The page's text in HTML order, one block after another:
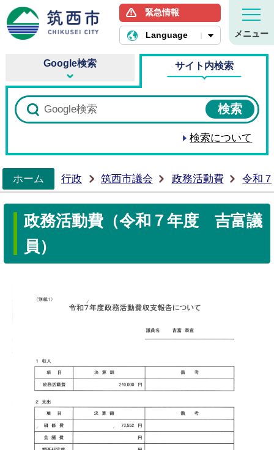
筑西市ホームページ
緊急情報
Language メニュー
Google検索 サイト内検索
検索について
ホーム
行政 筑西市議会 政務活動費 令和
政務活動費（令和７年度 吉富議
員）